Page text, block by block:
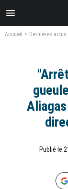
menu
Accueil Dernières actus
Publié le